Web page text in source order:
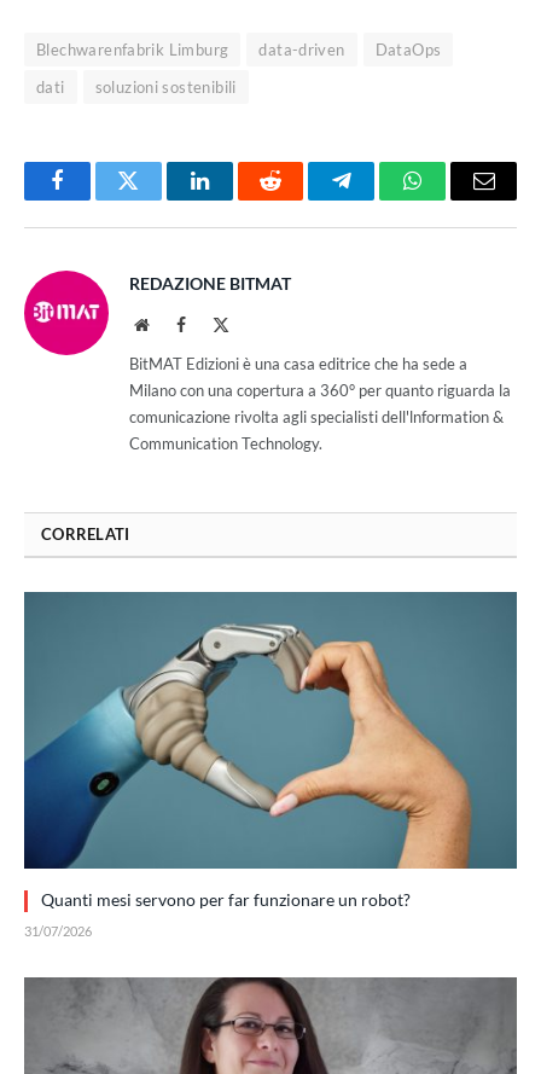
Blechwarenfabrik Limburg data-driven
DataOps
dati
soluzioni sostenibili
FacebookTwitter LinkedInReddit TelegramWhatsAppEmail
REDAZIONE BITMAT
WebsiteFacebook
BitMAT Edizioni è una casa editrice che ha sede a
Milano con una copertura a 360° per quanto riguarda la
comunicazione rivolta agli specialisti dell'lnformation &
Communication Technology.
CORRELATI
Quanti mesi servono per far funzionare un robot?
31/07/2026